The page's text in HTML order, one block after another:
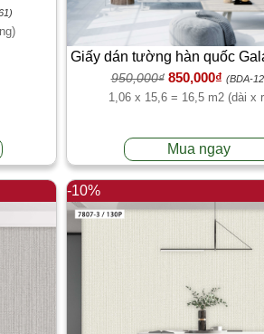
Giấy dán tường hàn quốc
2
950,000₫ 850,000₫ (BDA-
1,06 x 15,6 = 16,5 m2 (dài x
Mua ngay
-10%